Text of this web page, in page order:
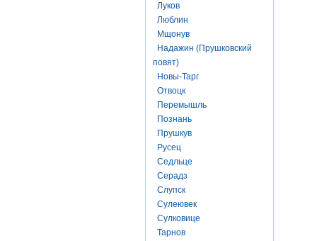
Луков
Люблин
Мщонув
Надажин (Прушковский
повят)
Новы-Тарг
Отвоцк
Перемышль
Познань
Прушкув
Русец
Седльце
Серадз
Слупск
Сулеювек
Сулковице
Тарнов